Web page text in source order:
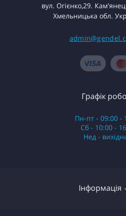
вул. Огієнко,29.
Хмельницька обл.
Інформація
Графік
Пн-пт - 09:00 -
Сб - 10:00 -
Нед -